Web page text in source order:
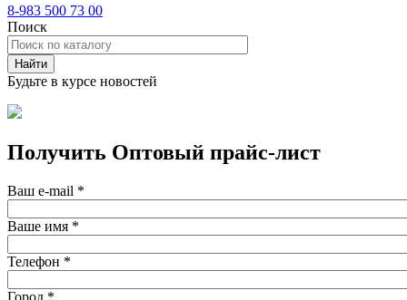
8-983 500 73 00
Поиск
Будьте в курсе новостей
Получить Оптовый прайс-лист
Ваш e-mail *
Ваше имя *
Телефон *
Город *